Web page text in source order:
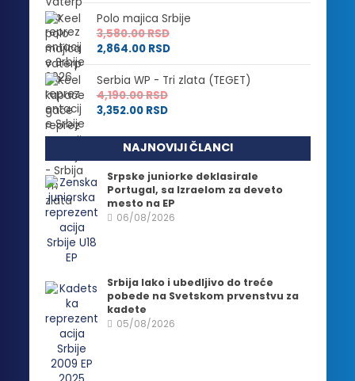
Polo majica Srbije
3,580.00RSD
2,864.00 RSD
Serbia WP - Tri zlata (TEGET)
4,190.00RSD
3,352.00 RSD
NAJNOVIJI ČLANCI
Srpske juniorke deklasirale
Portugal, sa Izraelom za deveto
mesto na EP
06/08/2026
Srbija lako i ubedljivo do treće
pobede na Svetskom prvenstvu za
kadete
05/08/2026